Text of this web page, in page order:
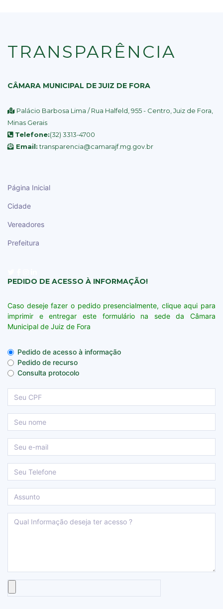
TRANSPARÊNCIA
CÂMARA MUNICIPAL DE JUIZ DE FORA
Palácio Barbosa Lima / Rua Halfeld, 955 - Centro, Juiz de Fora,
Minas Gerais
Telefone:(32) 3313-4700
Email:transparencia@camarajf.mg.gov.br
Página Inicial
Cidade
Vereadores
Prefeitura
PEDIDO DE ACESSO À INFORMAÇÃO!
Caso deseje fazer o pedido presencialmente, clique aqui para
imprimir e entregar este formulário na sede da Câmara
Municipal de Juiz de Fora
Pedido de acesso à informação
Pedido de recurso
Consulta protocolo